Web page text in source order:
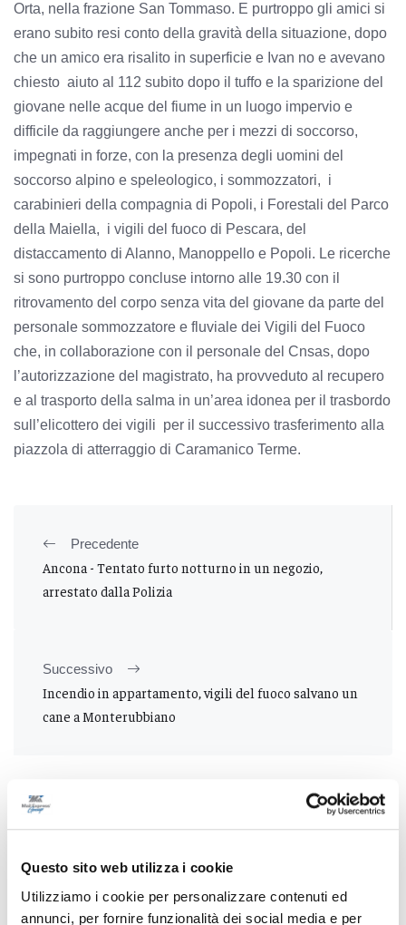
Questo sito web utilizza i cookie
Utilizziamo i cookie per personalizzare contenuti ed
annunci, per fornire funzionalità dei social media e per
Orta, nella frazione San Tommaso. E purtroppo gli amici si
erano subito resi conto della gravità della situazione, dopo
che un amico era risalito in superficie e Ivan no e avevano
chiesto aiuto al 112 subito dopo il tuffo e la sparizione del
giovane nelle acque del fiume in un luogo impervio e
difficile da raggiungere anche per i mezzi di soccorso,
impegnati in forze, con la presenza degli uomini del
soccorso alpino e speleologico, i sommozzatori, i
carabinieri della compagnia di Popoli, i Forestali del Parco
della Maiella, i vigili del fuoco di Pescara, del
distaccamento di Alanno, Manoppello e Popoli. Le ricerche
si sono purtroppo concluse intorno alle 19.30 con il
ritrovamento del corpo senza vita del giovane da parte del
personale sommozzatore e fluviale dei Vigili del Fuoco
che, in collaborazione con il personale del Cnsas, dopo
l’autorizzazione del magistrato, ha provveduto al recupero
e al trasporto della salma in un’area idonea per il trasbordo
sull’elicottero dei vigili per il successivo trasferimento alla
piazzola di atterraggio di Caramanico Terme.
Precedente
Ancona - Tentato furto notturno in un negozio,
arrestato dalla Polizia
Successivo
Incendio in appartamento, vigili del fuoco salvano un
cane a Monterubbiano